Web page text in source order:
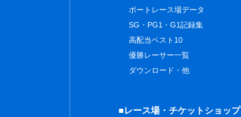
ボートレース場データ
SG・PG1・G1記録集
高配当ベスト10
優勝レーサー一覧
ダウンロード・他
■レース場・チケットショップ